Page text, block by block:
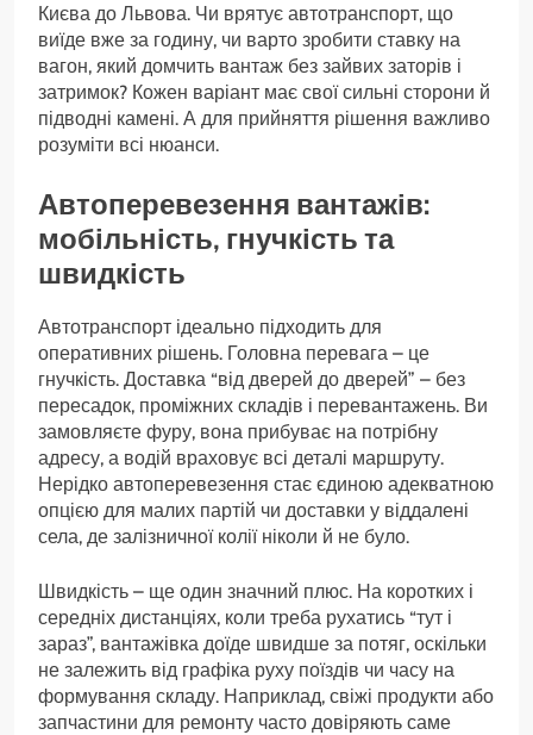
Києва до Львова. Чи врятує автотранспорт, що
виїде вже за годину, чи варто зробити ставку на
вагон, який домчить вантаж без зайвих заторів і
затримок? Кожен варіант має свої сильні сторони й
підводні камені. А для прийняття рішення важливо
розуміти всі нюанси.
Автоперевезення вантажів:
мобільність, гнучкість та
швидкість
Автотранспорт ідеально підходить для
оперативних рішень. Головна перевага – це
гнучкість. Доставка “від дверей до дверей” – без
пересадок, проміжних складів і перевантажень. Ви
замовляєте фуру, вона прибуває на потрібну
адресу, а водій враховує всі деталі маршруту.
Нерідко автоперевезення стає єдиною адекватною
опцією для малих партій чи доставки у віддалені
села, де залізничної колії ніколи й не було.
Швидкість – ще один значний плюс. На коротких і
середніх дистанціях, коли треба рухатись “тут і
зараз”, вантажівка доїде швидше за потяг, оскільки
не залежить від графіка руху поїздів чи часу на
формування складу. Наприклад, свіжі продукти або
запчастини для ремонту часто довіряють саме